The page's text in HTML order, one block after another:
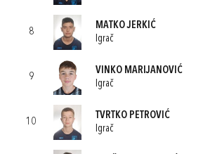
8
MATKO JERKIĆ
Igrač
9
VINKO MARIJANOVIĆ
Igrač
10
TVRTKO PETROVIĆ
Igrač